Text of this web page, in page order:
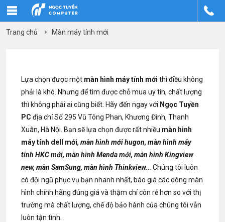
Trang chủ Màn máy tính mới
Lựa chọn được một màn hình máy tính mới thì điều không
phải là khó. Nhưng để tìm được chỗ mua uy tín, chất lượng
thì không phải ai cũng biết. Hãy đến ngay với Ngọc Tuyền
PC địa chỉ Số 295 Vũ Tông Phan, Khương Đình, Thanh
Xuân, Hà Nội. Bạn sẽ lựa chọn được rất nhiều màn hình
máy tính dell mới, màn hình mới hugon, màn hình máy
tính HKC mới, màn hình Menda mới, màn hình Kingview
new, màn SamSung, màn hình Thinkview.. . Chúng tôi luôn
có đội ngũ phục vụ bạn nhanh nhất, báo giá các dòng màn
hình chính hãng đúng giá và thậm chí còn rẻ hơn so với thị
trường mà chất lượng, chế độ bảo hành của chúng tôi vẫn
luôn tận tình.